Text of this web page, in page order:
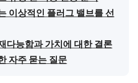
이상적인 플러그 밸브를 선
다능함과 가치에 대한 결론
자주 묻는 질문